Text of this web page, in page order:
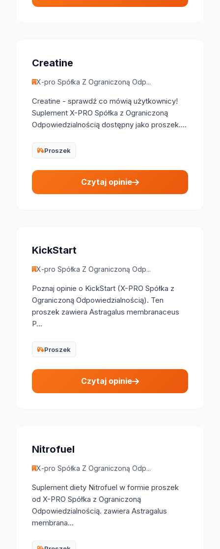
Creatine
X-pro Spółka Z Ograniczoną Odp...
Creatine - sprawdź co mówią użytkownicy!
Suplement X-PRO Spółka z Ograniczoną
Odpowiedzialnością dostępny jako proszek....
Proszek
Czytaj opinie
KickStart
X-pro Spółka Z Ograniczoną Odp...
Poznaj opinie o KickStart (X-PRO Spółka z
Ograniczoną Odpowiedzialnością). Ten
proszek zawiera Astragalus membranaceus
P...
Proszek
Czytaj opinie
Nitrofuel
X-pro Spółka Z Ograniczoną Odp...
Suplement diety Nitrofuel w formie proszek
od X-PRO Spółka z Ograniczoną
Odpowiedzialnością. zawiera Astragalus
membrana...